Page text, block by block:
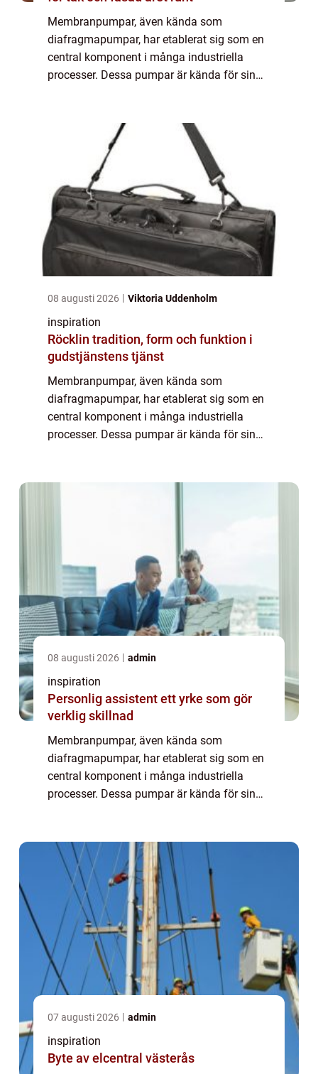
Membranpumpar, även kända som
diafragmapumpar, har etablerat sig som en
central komponent i många industriella
processer. Dessa pumpar är kända för sin
08 augusti 2026 Viktoria Uddenholm
inspiration
Röcklin tradition, form och funktion i
gudstjänstens tjänst
Membranpumpar, även kända som
diafragmapumpar, har etablerat sig som en
central komponent i många industriella
processer. Dessa pumpar är kända för sin
08 augusti 2026 admin
inspiration
Personlig assistent ett yrke som gör
verklig skillnad
Membranpumpar, även kända som
diafragmapumpar, har etablerat sig som en
central komponent i många industriella
processer. Dessa pumpar är kända för sin
07 augusti 2026 admin
inspiration
Byte av elcentral västerås